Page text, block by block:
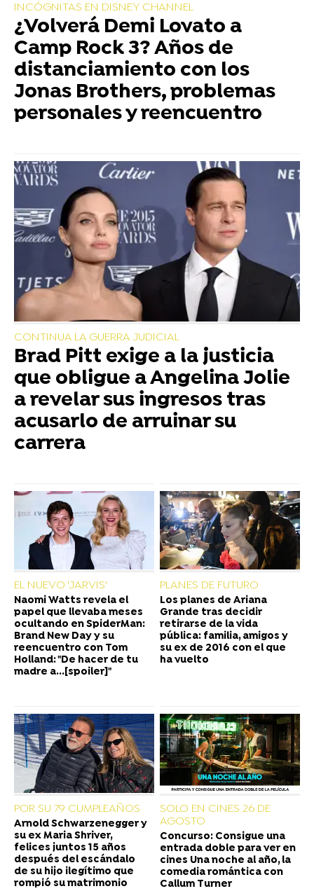
INCÓGNITAS EN DISNEY CHANNEL
¿Volverá Demi Lovato a
Camp Rock 3? Años de
distanciamiento con los
Jonas Brothers, problemas
personales y reencuentro
CONTINUA LA GUERRA JUDICIAL
Brad Pitt exige a la justicia
que obligue a Angelina Jolie
a revelar sus ingresos tras
acusarlo de arruinar su
carrera
EL NUEVO 'JARVIS'
Naomi Watts revela el
papel que llevaba meses
ocultando en SpiderMan:
Brand New Day y su
reencuentro con Tom
Holland: "De hacer de tu
madre a...[spoiler]"
PLANES DE FUTURO
Los planes de Ariana
Grande tras decidir
retirarse de la vida
pública: familia, amigos y
su ex de 2016 con el que
ha vuelto
POR SU 79 CUMPLEAÑOS
Arnold Schwarzenegger y
su ex Maria Shriver,
felices juntos 15 años
después del escándalo
de su hijo ilegítimo que
rompió su matrimonio
SOLO EN CINES 26 DE
AGOSTO
Concurso: Consigue una
entrada doble para ver en
cines Una noche al año, la
comedia romántica con
Callum Turner